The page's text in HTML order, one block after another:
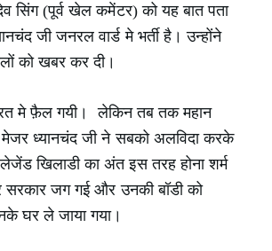
सिंग (पूर्व खेल कमेंटर) को यह बात पता
जी जनरल वार्ड मे भर्ती है। उन्होंने
को खबर कर दी।
मे फ़ैल गयी। लेकिन तब तक महान
मेजर ध्यानचंद जी ने सबको अलविदा करके
खिलाडी का अंत इस तरह होना शर्म
सरकार जग गई और उनकी बॉडी को
घर ले जाया गया।